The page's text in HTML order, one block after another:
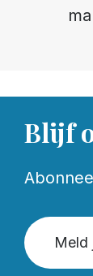
Blijf
Meld